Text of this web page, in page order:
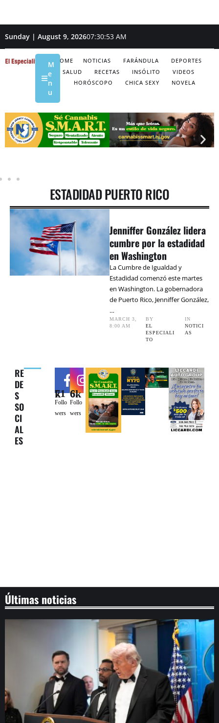
Sunday | August 9, 202607:30:54 AM
HOME NOTICIAS FARÁNDULA
DEPORTES
SALUD
RECETAS INSÓLITO
VIDEOS
HORÓSCOPO
CHICA SEXY NOVELA
M
e
n
u
ESTADIDAD PUERTO RICO
Jenniffer González lidera
cumbre por la estadidad
en Washington
La Cumbre de Igualdad y
Estadidad comenzó este martes
en Washington. La gobernadora
de Puerto Rico, Jenniffer González,
…
MARCH 3,
8:00 AM
BY
EL
ESPECIALI
TO
IN
NOTICI
AS
RE
DE
S
SO
CI
AL
ES
71k
Follo
wers
6.6k
Follo
wers
Últimas noticias